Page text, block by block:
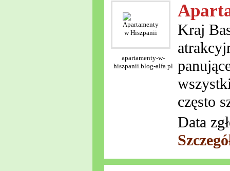
apartamenty-w-
hiszpanii.blog-alfa.pl
Kraj
często
Data